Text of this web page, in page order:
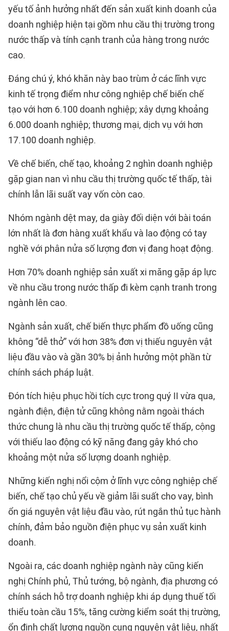
yếu tố ảnh hưởng nhất đến sản xuất kinh doanh của
doanh nghiệp hiện tại gồm nhu cầu thị trường trong
nước thấp và tính cạnh tranh của hàng trong nước
cao.
Đáng chú ý, khó khăn này bao trùm ở các lĩnh vực
kinh tế trọng điểm nhưcông nghiệp chế biến chế
tạovới hơn 6.100 doanh nghiệp; xây dựng khoảng
6.000 doanh nghiệp; thương mại, dịch vụ với hơn
17.100 doanh nghiệp.
Về chế biến, chế tạo, khoảng 2 nghìn doanh nghiệp
gặp gian nan vì nhu cầu thị trường quốc tế thấp, tài
chính lẫn lãi suất vay vốn còn cao.
Nhóm ngành dệt may, da giày đối diện với bài toán
lớn nhất là đơn hàng xuất khẩu và lao động có tay
nghề với phân nửa số lượng đơn vị đang hoạt động.
Hơn 70% doanh nghiệp sản xuất xi măng gặp áp lực
về nhu cầu trong nước thấp đi kèm cạnh tranh trong
ngành lên cao.
Ngành sản xuất, chế biến thực phẩm đồ uống cũng
không “dễ thở” với hơn 38% đơn vị thiếu nguyên vật
liệu đầu vào và gần 30% bị ảnh hưởng một phần từ
chính sách pháp luật.
Đón tích hiệu phục hồi tích cực trong quý II vừa qua,
ngành điện, điện tử cũng không nằm ngoài thách
thức chung là nhu cầu thị trường quốc tế thấp, cộng
với thiếu lao động có kỹ năng đang gây khó cho
khoảng một nửa số lượng doanh nghiệp.
Những kiến nghị nổi cộm ở lĩnh vực công nghiệp chế
biến, chế tạo chủ yếu về giảm lãi suất cho vay, bình
ổn giá nguyên vật liệu đầu vào, rút ngắn thủ tục hành
chính, đảm bảo nguồn điện phục vụ sản xuất kinh
doanh.
Ngoài ra, các doanh nghiệp ngành này cũng kiến
nghị Chính phủ, Thủ tướng, bộ ngành, địa phương có
chính sách hỗ trợ doanh nghiệp khi áp dụng thuế tối
thiểu toàn cầu 15%, tăng cường kiểm soát thị trường,
ổn định chất lượng nguồn cung nguyên vật liệu, nhất